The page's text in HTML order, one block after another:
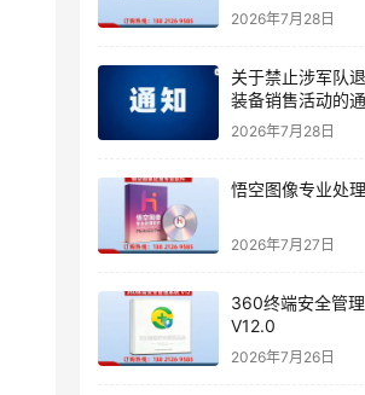
2026年7月28日
关于禁止涉军队
装备销售活动的
2026年7月28日
悟空图像专业处
2026年7月27日
360终端安全管
V12.0
2026年7月26日